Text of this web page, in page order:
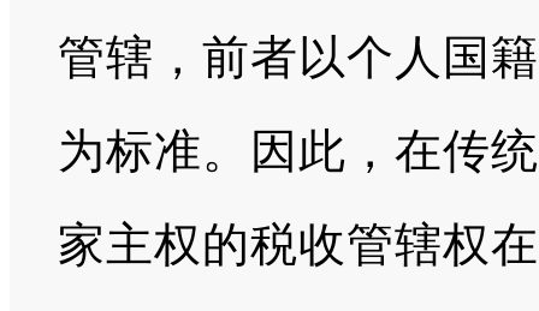
管辖，前者以个人国
为标准。因此，在传
家主权的税收管辖权